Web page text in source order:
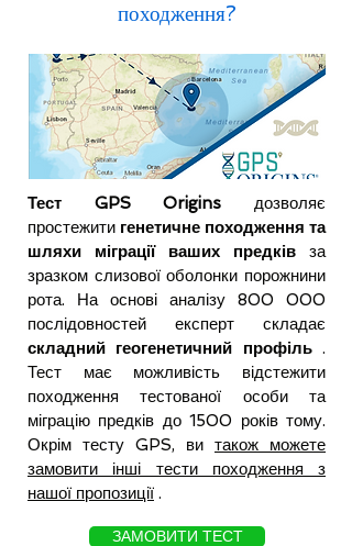
походження?
Тест GPS Origins дозволяє
простежити генетичне походження та
шляхи міграції ваших предків за
зразком слизової оболонки порожнини
рота. На основі аналізу 800 000
послідовностей експерт складає
складний геогенетичний профіль.
Тест має можливість відстежити
походження тестованої особи та
міграцію предків до 1500 років тому.
Окрім тесту GPS, ви також можете
замовити інші тести походження з
нашої пропозиції .
ЗАМОВИТИ ТЕСТ